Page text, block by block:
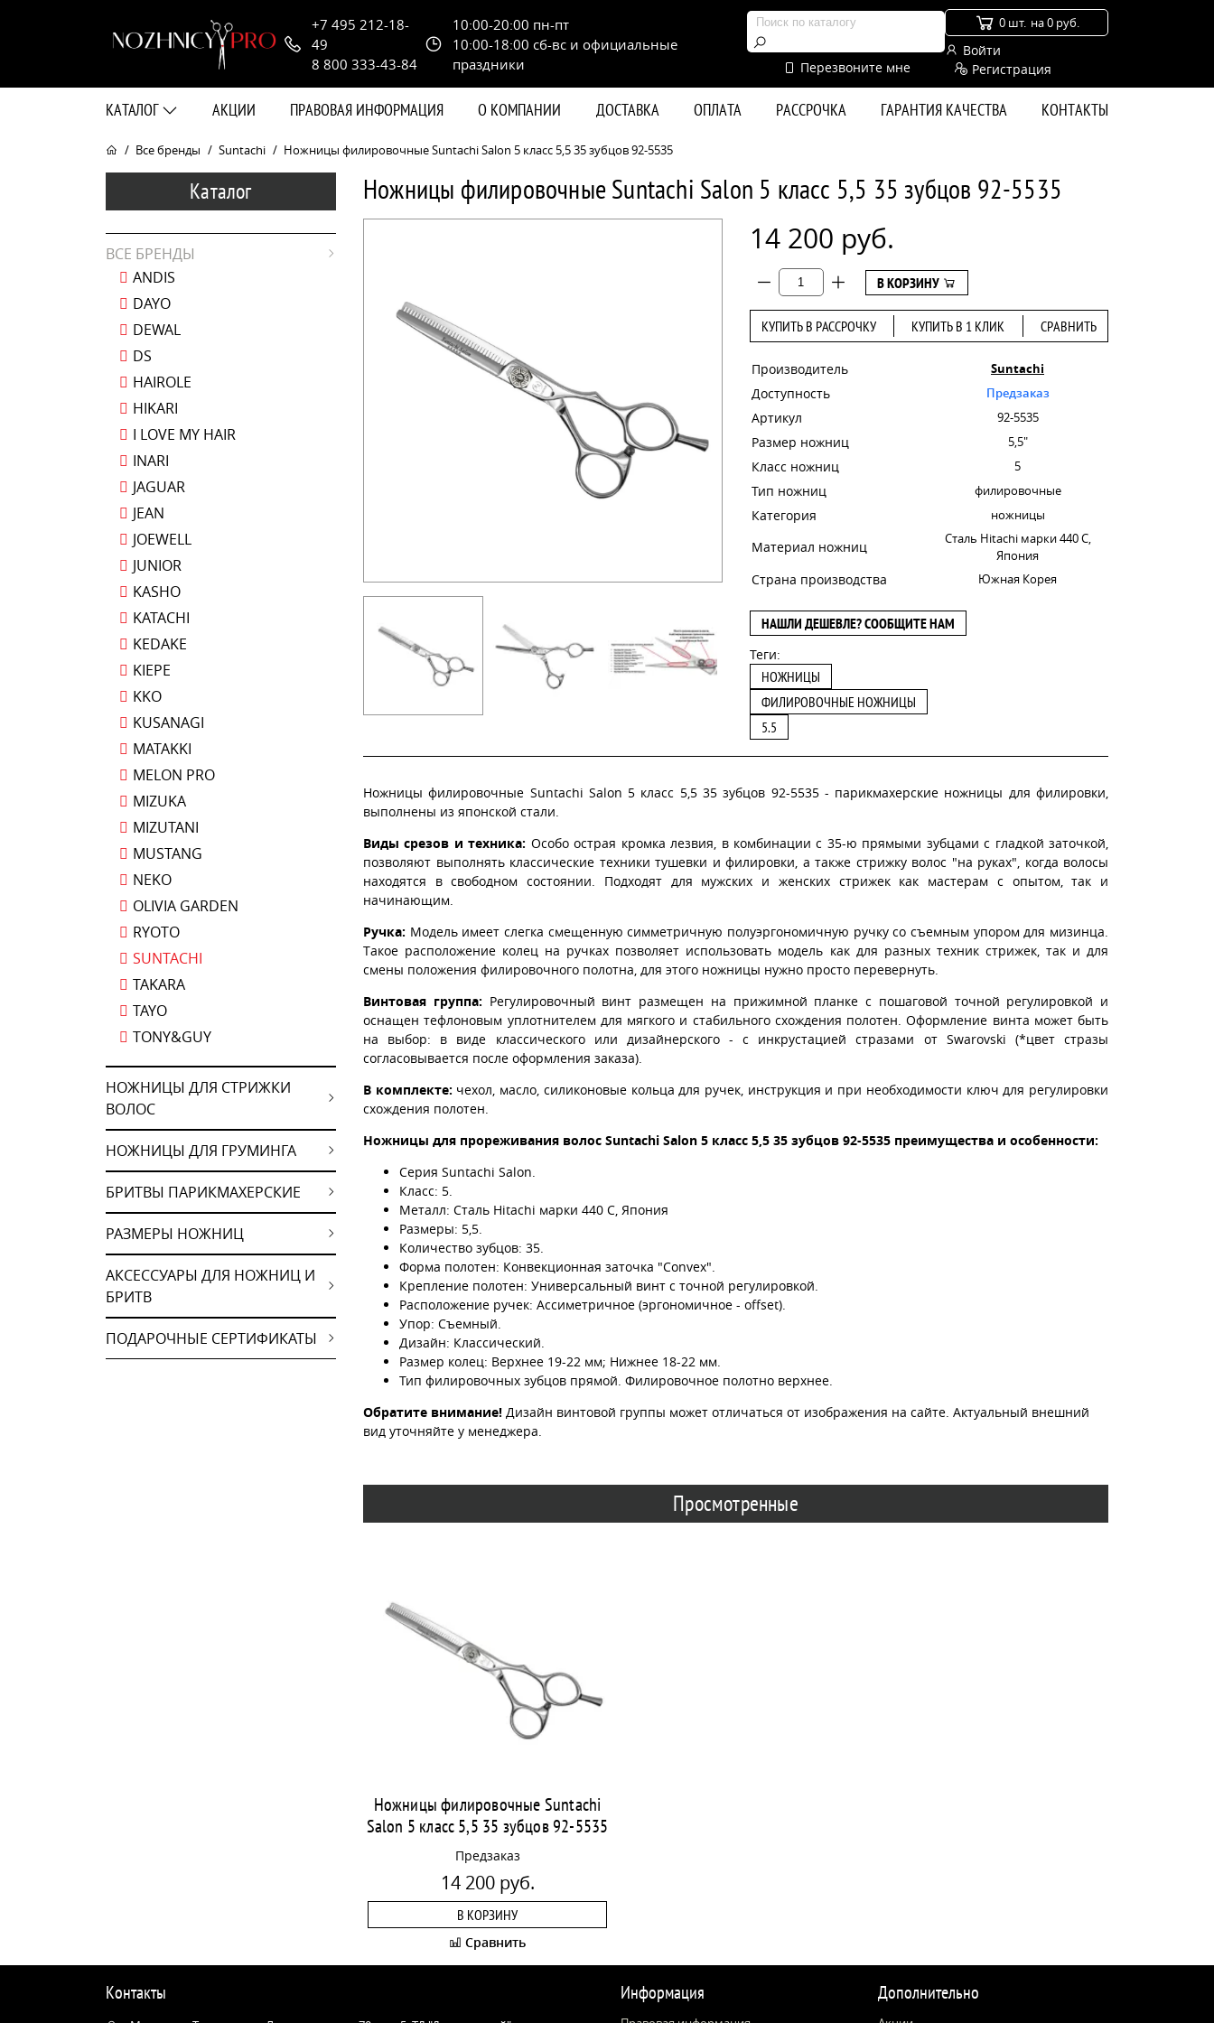
+7 495 212-18-
49
8 800 333-43-84
10:00-20:00 пн-пт
10:00-18:00 сб-вс и официальные
праздники
Перезвоните мне
0 шт. на 0 руб.
Войти
Регистрация
КАТАЛОГ АКЦИИ ПРАВОВАЯ ИНФОРМАЦИЯ О КОМПАНИИ ДОСТАВКА ОПЛАТА РАССРОЧКА ГАРАНТИЯ КАЧЕСТВА КОНТАКТЫ
Все бренды Suntachi Ножницы филировочные Suntachi Salon 5 класс 5,5 35 зубцов 92-5535
Каталог
ВСЕ БРЕНДЫ
ANDIS
DAYO
DEWAL
DS
HAIROLE
HIKARI
I LOVE MY HAIR
INARI
JAGUAR
JEAN
JOEWELL
JUNIOR
KASHO
KATACHI
KEDAKE
KIEPE
KKO
KUSANAGI
MATAKKI
MELON PRO
MIZUKA
MIZUTANI
MUSTANG
NEKO
OLIVIA GARDEN
RYOTO
SUNTACHI
TAKARA
TAYO
TONY&GUY
НОЖНИЦЫ ДЛЯ СТРИЖКИ
ВОЛОС
НОЖНИЦЫ ДЛЯ ГРУМИНГА
БРИТВЫ ПАРИКМАХЕРСКИЕ
РАЗМЕРЫ НОЖНИЦ
АКСЕССУАРЫ ДЛЯ НОЖНИЦ И
БРИТВ
ПОДАРОЧНЫЕ СЕРТИФИКАТЫ
Ножницы филировочные Suntachi Salon 5 класс 5,5 35 зубцов 92-5535
14 200 руб.
В КОРЗИНУ
КУПИТЬ В РАССРОЧКУ КУПИТЬ В 1 КЛИК СРАВНИТЬ
Производитель Suntachi
Доступность Предзаказ
Артикул 92-5535
Размер ножниц 5,5"
Класс ножниц 5
Тип ножниц филировочные
Категория ножницы
Материал ножниц
Сталь Hitachi марки 440 C,
Япония
Страна производства Южная Корея
НАШЛИ ДЕШЕВЛЕ? СООБЩИТЕ НАМ
Теги:
НОЖНИЦЫ
ФИЛИРОВОЧНЫЕ НОЖНИЦЫ
5.5
Ножницы филировочные Suntachi Salon 5 класс 5,5 35 зубцов 92-5535 - парикмахерские ножницы для филировки,
выполнены из японской стали.
Виды срезов и техника: Особо острая кромка лезвия, в комбинации с 35-ю прямыми зубцами с гладкой заточкой,
позволяют выполнять классические техники тушевки и филировки, а также стрижку волос "на руках", когда волосы
находятся в свободном состоянии. Подходят для мужских и женских стрижек как мастерам с опытом, так и
начинающим.
Ручка: Модель имеет слегка смещенную симметричную полуэргономичную ручку со съемным упором для мизинца.
Такое расположение колец на ручках позволяет использовать модель как для разных техник стрижек, так и для
смены положения филировочного полотна, для этого ножницы нужно просто перевернуть.
Винтовая группа: Регулировочный винт размещен на прижимной планке с пошаговой точной регулировкой и
оснащен тефлоновым уплотнителем для мягкого и стабильного схождения полотен. Оформление винта может быть
на выбор: в виде классического или дизайнерского - с инкрустацией стразами от Swarovski (*цвет стразы
согласовывается после оформления заказа).
В комплекте: чехол, масло, силиконовые кольца для ручек, инструкция и при необходимости ключ для регулировки
схождения полотен.
Ножницы для прореживания волос Suntachi Salon 5 класс 5,5 35 зубцов 92-5535 преимущества и особенности:
Серия Suntachi Salon.
Класс: 5.
Металл: Сталь Hitachi марки 440 C, Япония
Размеры: 5,5.
Количество зубцов: 35.
Форма полотен: Конвекционная заточка "Convex".
Крепление полотен: Универсальный винт с точной регулировкой.
Расположение ручек: Ассиметричное (эргономичное - offset).
Упор: Съемный.
Дизайн: Классический.
Размер колец: Верхнее 19-22 мм; Нижнее 18-22 мм.
Тип филировочных зубцов прямой. Филировочное полотно верхнее.
Обратите внимание! Дизайн винтовой группы может отличаться от изображения на сайте. Актуальный внешний
вид уточняйте у менеджера.
Просмотренные
Ножницы филировочные Suntachi
Salon 5 класс 5,5 35 зубцов 92-5535
Предзаказ
14 200 руб.
В КОРЗИНУ
Сравнить
Контакты Информация Дополнительно